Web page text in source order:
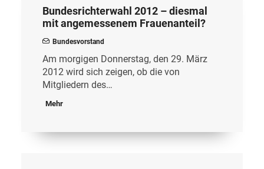
Bundesrichterwahl 2012 – diesmal
mit angemessenem Frauenanteil?
Bundesvorstand
Am morgigen Donnerstag, den 29. März
2012 wird sich zeigen, ob die von
Mitgliedern des…
Mehr